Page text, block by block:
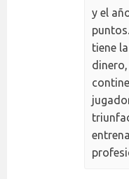
y el
tiene